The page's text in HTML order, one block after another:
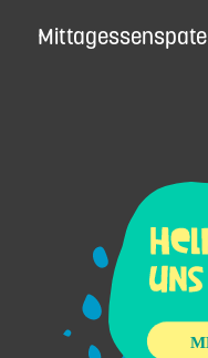
Mittagessenspate